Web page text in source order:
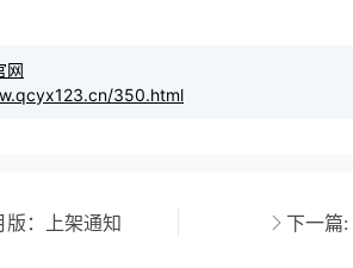
网
350.html
版：上架通知 下一篇: